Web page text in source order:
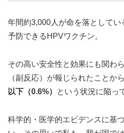
年間約3,000人が命を落としてい
予防できるHPVワクチン。
その高い安全性と効果にも関わ
（副反応）が報じられたことから
以下（0.6%）
という状況に陥っ
科学的・医学的エビデンスに基